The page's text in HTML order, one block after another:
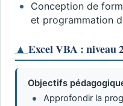
Conception de
et programmation
▲ Excel VBA : niveau
Objectifs
Approfondir la